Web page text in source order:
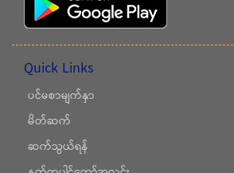
Quick Links
ပင်မစာမျက်နှာ
မိတ်ဆက်
ဆက်သွယ်ရန်